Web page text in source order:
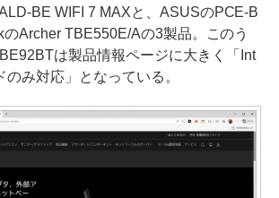
BE WIFI 7 MAXと、ASUSのPCE-B
Archer TBE550E/Aの3製品。このう
は製品情報ページに大きく「Int
み対応」となっている。